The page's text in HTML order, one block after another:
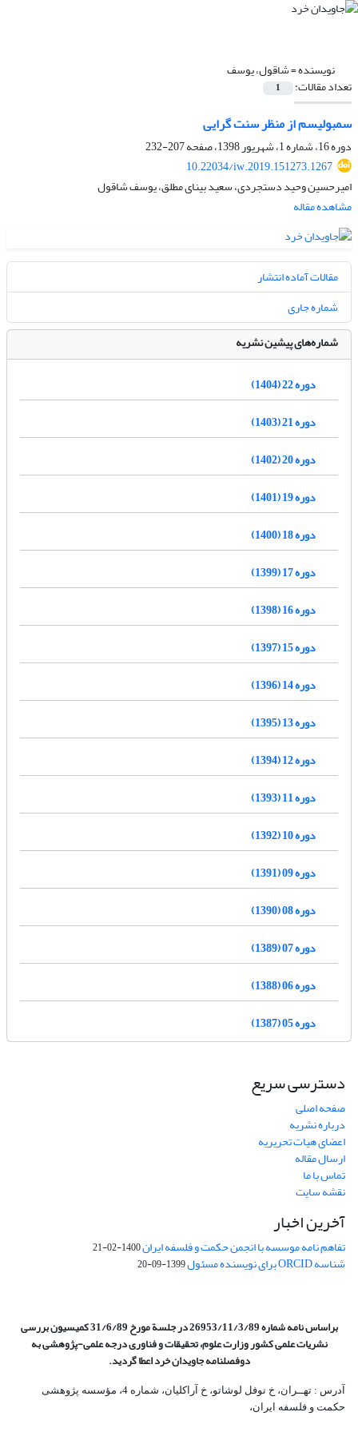
نویسنده =شاقول، یوسف
تعداد مقالات: 1
سمبولیسم از منظر سنت گرایی
دوره 16، شماره 1، شهریور 1398، صفحه
207-232
10.22034/iw.2019.151273.1267
امیرحسین وحید دستجردی، سعید بینای مطلق، یوسف شاقول
مشاهده مقاله
مقالات آماده انتشار
شماره جاری
شماره‌های پیشین نشریه
دوره 22 (1404)
دوره 21 (1403)
دوره 20 (1402)
دوره 19 (1401)
دوره 18 (1400)
دوره 17 (1399)
دوره 16 (1398)
دوره 15 (1397)
دوره 14 (1396)
دوره 13 (1395)
دوره 12 (1394)
دوره 11 (1393)
دوره 10 (1392)
دوره 09 (1391)
دوره 08 (1390)
دوره 07 (1389)
دوره 06 (1388)
دوره 05 (1387)
دسترسی سریع
صفحه اصلی
درباره نشریه
اعضای هیات تحریریه
ارسال مقاله
تماس با ما
نقشه سایت
آخرین اخبار
تفاهم نامه موسسه با انجمن حکمت و فلسفه ایران1400-02-21
شناسه ORCID برای نویسنده مسئول 1399-09-20
براساس نامه شماره 26953/11/3/89 در جلسة مورخ 31/6/89 کمیسیون
بررسی
نشریات علمی کشور وزارت علوم، تحقیقات و فناوری درجه علمی‌-پژوهشیبه
دوفصلنامه جاویدان خرد اعطا گردید.
آدرس : تهــران، خ نوفل لوشاتو، خ آراکلیان، شماره 4،‌ مؤسسه پژوهشی
حکمت و فلسفه ایران،‌